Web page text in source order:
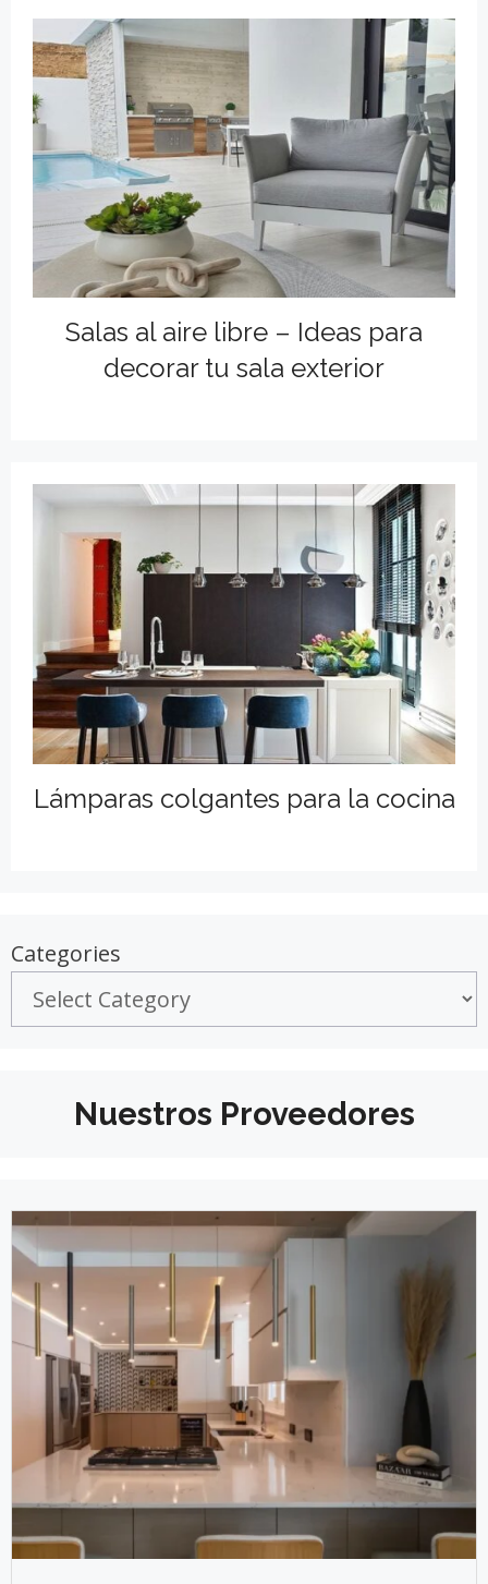
Salas al aire libre – Ideas para
decorar tu sala exterior
Lámparas colgantes para la cocina
Categories
Nuestros Proveedores